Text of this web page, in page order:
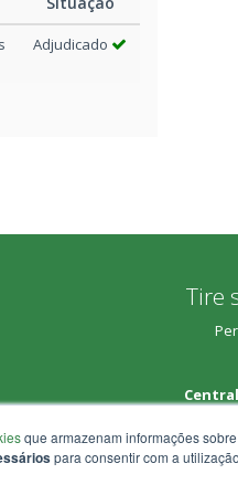
12/2025 11:54
12/2025 11:50
Adjudicado
Tire
que armazenam informações
para consentir com a utilização